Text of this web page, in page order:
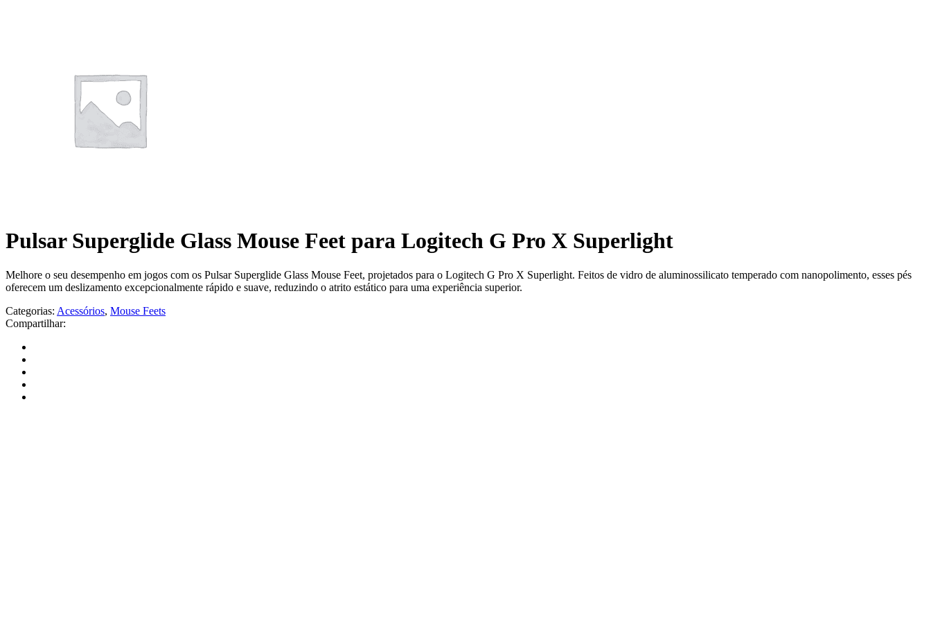
Pulsar Superglide Glass Mouse Feet para Logitech G Pro X Superlight
Melhore o seu desempenho em jogos com os Pulsar Superglide Glass Mouse Feet, projetados para o Logitech G Pro X Superlight. Feitos de vidro de aluminossilicato temperado com nanopolimento, esses pés
oferecem um deslizamento excepcionalmente rápido e suave, reduzindo o atrito estático para uma experiência superior.
Categorias: Acessórios, Mouse Feets
Compartilhar: